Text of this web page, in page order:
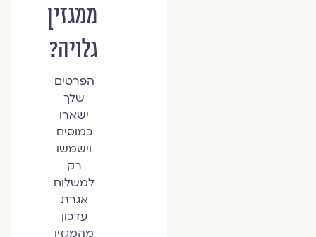
ממגזין
גלויה?
הפרטים
שלך
ישארו
כמוסים
וישמשו
רק
למשלוח
אגרת
עדכון
מהמגזין